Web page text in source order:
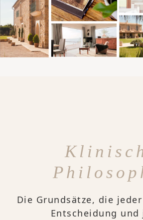
Die Grundsätze, die
Entscheidung und